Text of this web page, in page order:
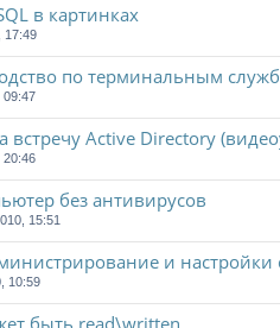
в картинках
17:49
по терминальным
09:47
Active Directory
20:46
без антивирусов
15:51
и настройки
10:59